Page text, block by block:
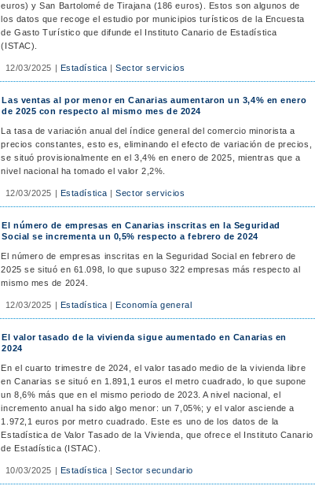
euros) y San Bartolomé de Tirajana (186 euros). Estos son algunos de
los datos que recoge el estudio por municipios turísticos de la Encuesta
de Gasto Turístico que difunde el Instituto Canario de Estadística
(ISTAC).
12/03/2025 | Estadística |Sector servicios
Las ventas al por menor en Canarias aumentaron un 3,4% en enero
de 2025 con respecto al mismo mes de 2024
La tasa de variación anual del índice general del comercio minorista a
precios constantes, esto es, eliminando el efecto de variación de precios,
se situó provisionalmente en el 3,4% en enero de 2025, mientras que a
nivel nacional ha tomado el valor 2,2%.
12/03/2025 | Estadística |Sector servicios
El número de empresas en Canarias inscritas en la Seguridad
Social se incrementa un 0,5% respecto a febrero de 2024
El número de empresas inscritas en la Seguridad Social en febrero de
2025 se situó en 61.098, lo que supuso 322 empresas más respecto al
mismo mes de 2024.
12/03/2025 | Estadística |Economía general
El valor tasado de la vivienda sigue aumentado en Canarias en
2024
En el cuarto trimestre de 2024, el valor tasado medio de la vivienda libre
en Canarias se situó en 1.891,1 euros el metro cuadrado, lo que supone
un 8,6% más que en el mismo periodo de 2023. A nivel nacional, el
incremento anual ha sido algo menor: un 7,05%; y el valor asciende a
1.972,1 euros por metro cuadrado. Este es uno de los datos de la
Estadística de Valor Tasado de la Vivienda, que ofrece el Instituto Canario
de Estadística (ISTAC).
10/03/2025 | Estadística |Sector secundario